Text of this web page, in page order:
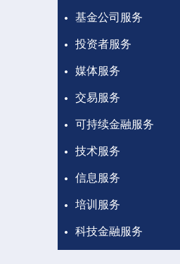
基金公司服务
投资者服务
媒体服务
交易服务
可持续金融服务
技术服务
信息服务
培训服务
科技金融服务